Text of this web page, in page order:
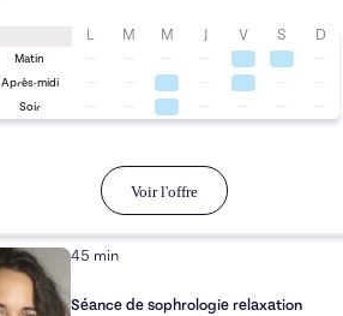
L M M J V S D
Matin
Après-midi
Soir
Voir l'offre
45 min
Séance de sophrologie relaxation